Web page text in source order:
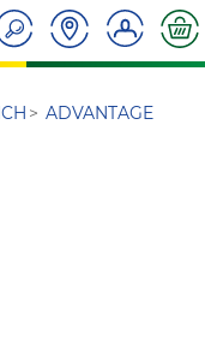
ADVANTAGE